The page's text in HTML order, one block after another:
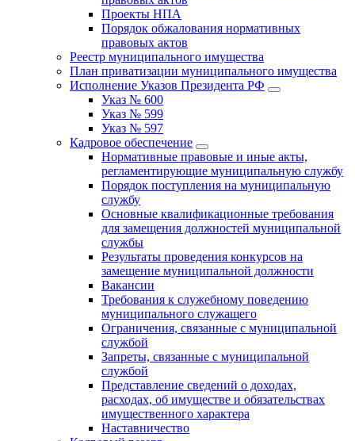
Проекты НПА
Порядок обжалования нормативных
правовых актов
Реестр муниципального имущества
План приватизации муниципального имущества
Исполнение Указов Президента РФ
Указ № 600
Указ № 599
Указ № 597
Кадровое обеспечение
Нормативные правовые и иные акты,
регламентирующие муниципальную службу
Порядок поступления на муниципальную
службу
Основные квалификационные требования
для замещения должностей муниципальной
службы
Результаты проведения конкурсов на
замещение муниципальной должности
Вакансии
Требования к служебному поведению
муниципального служащего
Ограничения, связанные с муниципальной
службой
Запреты, связанные с муниципальной
службой
Представление сведений о доходах,
расходах, об имуществе и обязательствах
имущественного характера
Наставничество